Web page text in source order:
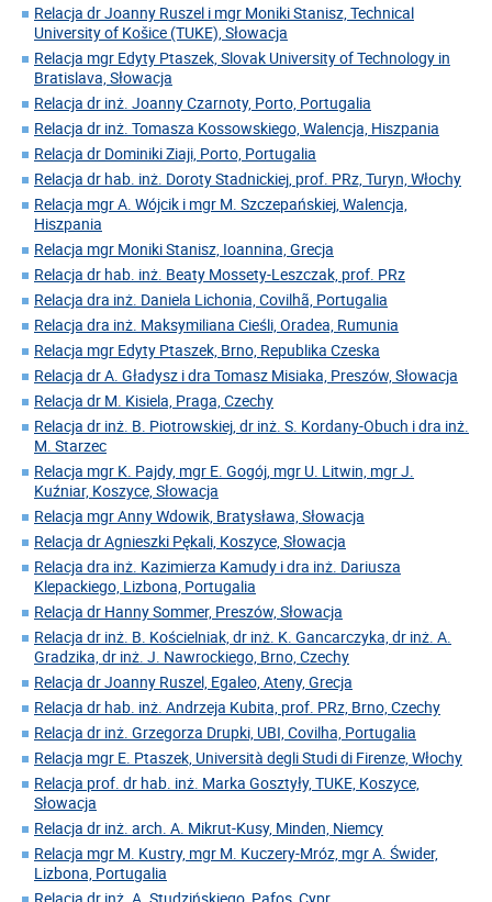
Relacja dr Joanny Ruszel i mgr Moniki Stanisz, Technical
University of Košice (TUKE), Słowacja
Relacja mgr Edyty Ptaszek, Slovak University of Technology in
Bratislava, Słowacja
Relacja dr inż. Joanny Czarnoty, Porto, Portugalia
Relacja dr inż. Tomasza Kossowskiego, Walencja, Hiszpania
Relacja dr Dominiki Ziaji, Porto, Portugalia
Relacja dr hab. inż. Doroty Stadnickiej, prof. PRz, Turyn, Włochy
Relacja mgr A. Wójcik i mgr M. Szczepańskiej, Walencja,
Hiszpania
Relacja mgr Moniki Stanisz, Ioannina, Grecja
Relacja dr hab. inż. Beaty Mossety-Leszczak, prof. PRz
Relacja dra inż. Daniela Lichonia, Covilhã, Portugalia
Relacja dra inż. Maksymiliana Cieśli, Oradea, Rumunia
Relacja mgr Edyty Ptaszek, Brno, Republika Czeska
Relacja dr A. Gładysz i dra Tomasz Misiaka, Preszów, Słowacja
Relacja dr M. Kisiela, Praga, Czechy
Relacja dr inż. B. Piotrowskiej, dr inż. S. Kordany-Obuch i dra inż.
M. Starzec
Relacja mgr K. Pajdy, mgr E. Gogój, mgr U. Litwin, mgr J.
Kuźniar, Koszyce, Słowacja
Relacja mgr Anny Wdowik, Bratysława, Słowacja
Relacja dr Agnieszki Pękali, Koszyce, Słowacja
Relacja dra inż. Kazimierza Kamudy i dra inż. Dariusza
Klepackiego, Lizbona, Portugalia
Relacja dr Hanny Sommer, Preszów, Słowacja
Relacja dr inż. B. Kościelniak, dr inż. K. Gancarczyka, dr inż. A.
Gradzika, dr inż. J. Nawrockiego, Brno, Czechy
Relacja dr Joanny Ruszel, Egaleo, Ateny, Grecja
Relacja dr hab. inż. Andrzeja Kubita, prof. PRz, Brno, Czechy
Relacja dr inż. Grzegorza Drupki, UBI, Covilha, Portugalia
Relacja mgr E. Ptaszek, Università degli Studi di Firenze, Włochy
Relacja prof. dr hab. inż. Marka Gosztyły, TUKE, Koszyce,
Słowacja
Relacja dr inż. arch. A. Mikrut-Kusy, Minden, Niemcy
Relacja mgr M. Kustry, mgr M. Kuczery-Mróz, mgr A. Świder,
Lizbona, Portugalia